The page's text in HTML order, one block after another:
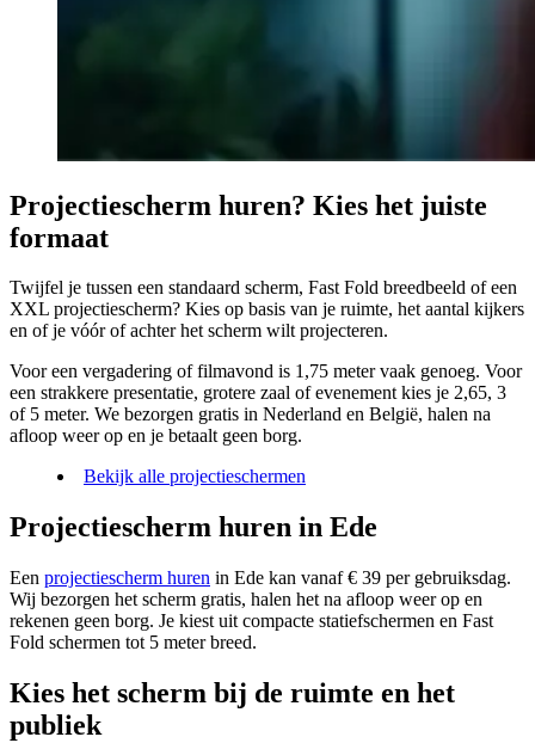
Projectiescherm huren? Kies het juiste
formaat
Twijfel je tussen een standaard scherm, Fast Fold breedbeeld of een
XXL projectiescherm? Kies op basis van je ruimte, het aantal kijkers
en of je vóór of achter het scherm wilt projecteren.
Voor een vergadering of filmavond is 1,75 meter vaak genoeg. Voor
een strakkere presentatie, grotere zaal of evenement kies je 2,65, 3
of 5 meter. We bezorgen gratis in Nederland en België, halen na
afloop weer op en je betaalt geen borg.
Bekijk alle projectieschermen
Projectiescherm huren in Ede
Een projectiescherm huren in Ede kan vanaf € 39 per gebruiksdag.
Wij bezorgen het scherm gratis, halen het na afloop weer op en
rekenen geen borg. Je kiest uit compacte statiefschermen en Fast
Fold schermen tot 5 meter breed.
Kies het scherm bij de ruimte en het
publiek